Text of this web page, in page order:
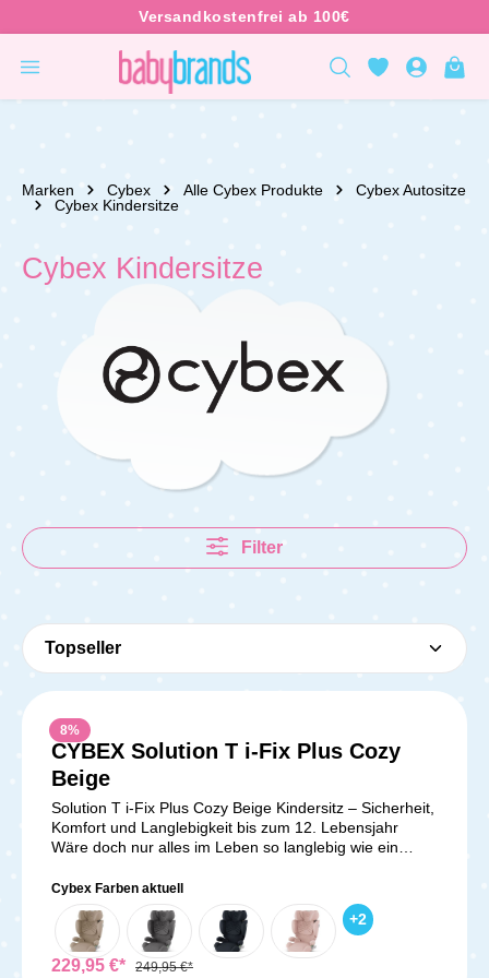
Marken Cybex Alle Cybex Produkte
Cybex Autositze
Cybex Kindersitze
Cybex Kindersitze
Filter
8%
CYBEX Solution T i-Fix Plus Cozy
Beige
Solution T i-Fix Plus Cozy Beige Kindersitz – Sicherheit,
Komfort und Langlebigkeit bis zum 12. Lebensjahr
Wäre doch nur alles im Leben so langlebig wie ein
Kindersitz hast Du die perfekte Lösung für die sichere
und bequeme Autofahrt Deines Kindes – und das über
viele Jahre hinweg. Ganze neun Jahre Nutzungsdauer
machen diesen Sitz zu einem treuen Begleiter, der Dein
Kind vom Kindergartenalter bis zum Ende der
Cybex Farben aktuell
+2
229,95 €* 249,95 €*